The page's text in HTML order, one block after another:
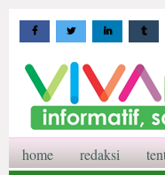
home redaksi